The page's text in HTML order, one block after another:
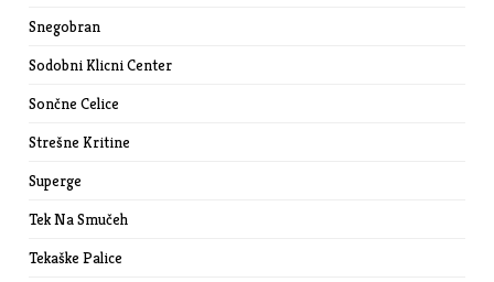
Snegobran
Sodobni Klicni Center
Sončne Celice
Strešne Kritine
Superge
Tek Na Smučeh
Tekaške Palice